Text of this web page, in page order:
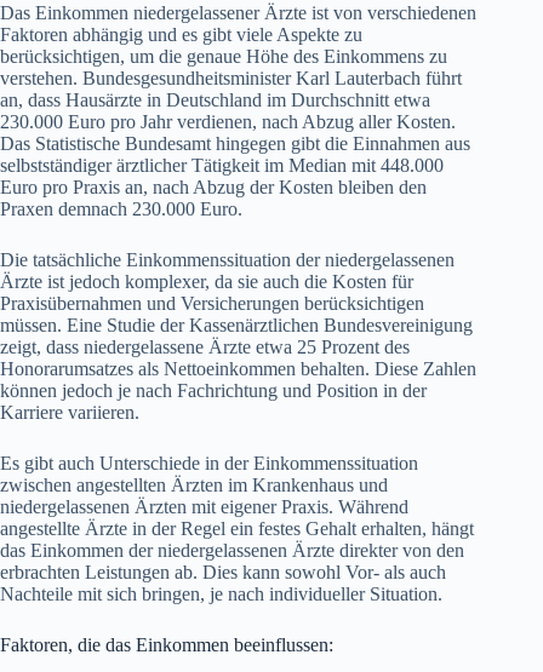
Das Einkommen niedergelassener Ärzte ist von verschiedenen
Faktoren abhängig und es gibt viele Aspekte zu
berücksichtigen, um die genaue Höhe des Einkommens zu
verstehen. Bundesgesundheitsminister Karl Lauterbach führt
an, dass Hausärzte in Deutschland im Durchschnitt etwa
230.000 Euro pro Jahr verdienen, nach Abzug aller Kosten.
Das Statistische Bundesamt hingegen gibt die Einnahmen aus
selbstständiger ärztlicher Tätigkeit im Median mit 448.000
Euro pro Praxis an, nach Abzug der Kosten bleiben den
Praxen demnach 230.000 Euro.
Die tatsächliche Einkommenssituation der niedergelassenen
Ärzte ist jedoch komplexer, da sie auch die Kosten für
Praxisübernahmen und Versicherungen berücksichtigen
müssen. Eine Studie der Kassenärztlichen Bundesvereinigung
zeigt, dass niedergelassene Ärzte etwa 25 Prozent des
Honorarumsatzes als Nettoeinkommen behalten. Diese Zahlen
können jedoch je nach Fachrichtung und Position in der
Karriere variieren.
Es gibt auch Unterschiede in der Einkommenssituation
zwischen angestellten Ärzten im Krankenhaus und
niedergelassenen Ärzten mit eigener Praxis. Während
angestellte Ärzte in der Regel ein festes Gehalt erhalten, hängt
das Einkommen der niedergelassenen Ärzte direkter von den
erbrachten Leistungen ab. Dies kann sowohl Vor- als auch
Nachteile mit sich bringen, je nach individueller Situation.
Faktoren, die das Einkommen beeinflussen: